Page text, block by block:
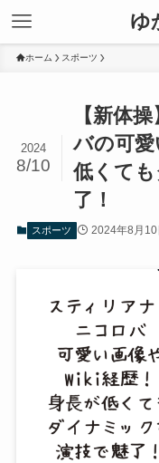
ゆ
ホーム スポーツ
【新体
バの可
低くて
了！
2024
8/10
スポーツ 2024年8月10